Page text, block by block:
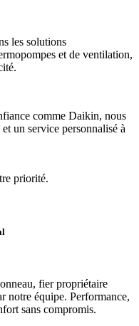
les solutions
et de ventilation,
comme Daikin, nous
un service personnalisé à
priorité.
fier propriétaire
notre équipe. Performance,
sans compromis.